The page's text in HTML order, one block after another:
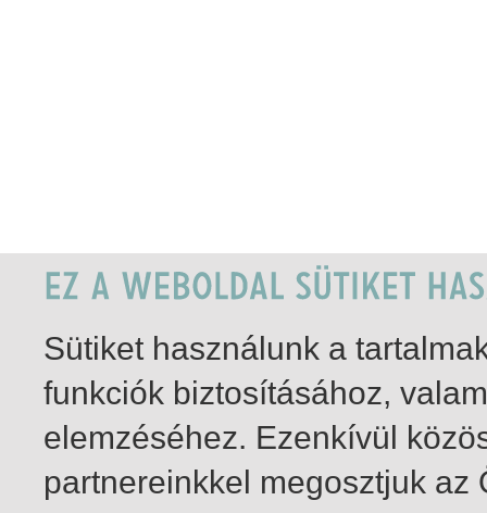
Sütiket használunk a
funkciók biztosításához,
elemzéséhez. Ezenkívül
partnereinkkel megosztjuk